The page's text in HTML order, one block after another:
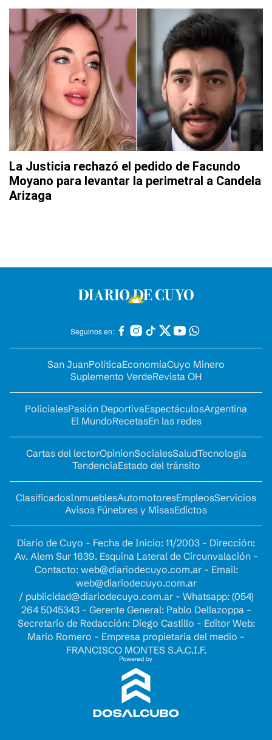
La Justicia rechazó el pedido de Facundo
Moyano para levantar la perimetral a Candela
Arizaga
Seguinos en:
San JuanPolíticaEconomíaCuyo Minero
Suplemento VerdeRevista OH
PolicialesPasión DeportivaEspectáculosArgentina
El MundoRecetasEn las redes
Cartas del lectorOpinionSocialesSaludTecnología
TendenciaEstado del tránsito
ClasificadosInmueblesAutomotoresEmpleosServicios
Avisos Fúnebres y MisasEdictos
Diario de Cuyo - Fecha de Inicio: 11/2003 - Dirección:
Av. Alem Sur 1639. Esquina Lateral de Circunvalación -
Contacto: web@diariodecuyo.com.ar- Email:
web@diariodecuyo.com.ar
/ publicidad@diariodecuyo.com.ar- Whatsapp: (054)
264 5045343 - Gerente General: Pablo Dellazoppa -
Secretario de Redacción: Diego Castillo - Editor Web:
Mario Romero - Empresa propietaria del medio -
FRANCISCO MONTES S.A.C.I.F.